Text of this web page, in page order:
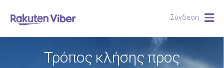
Σύνδεση
Τρόπος κλήσης προς